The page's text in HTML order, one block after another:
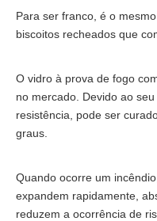
Para ser franco, é o
biscoitos recheados que
O vidro à prova de fogo
no mercado. Devido ao
resistência, pode ser
graus.
Quando ocorre um
expandem rapidamente,
reduzem a ocorrência de